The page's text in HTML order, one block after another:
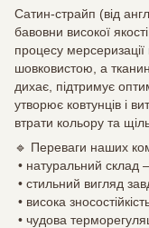
Сатин-страйп (від
бавовни високої
процесу
шовковистою, а
дихає, підтримує
утворює ковтунців і
втрати кольору та
🔹 Переваги наших
• натуральний склад
• стильний вигляд
• висока
• чудова